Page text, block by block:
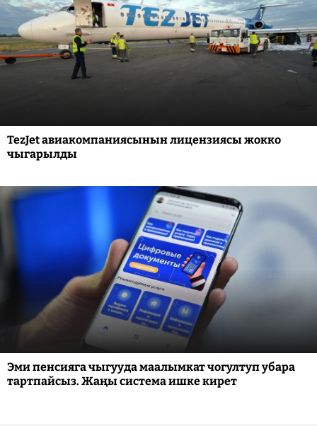
TezJet авиакомпаниясынын лицензиясы жокко
чыгарылды
Эми пенсияга чыгууда маалымкат чогултуп убара
тартпайсыз. Жаңы система ишке кирет